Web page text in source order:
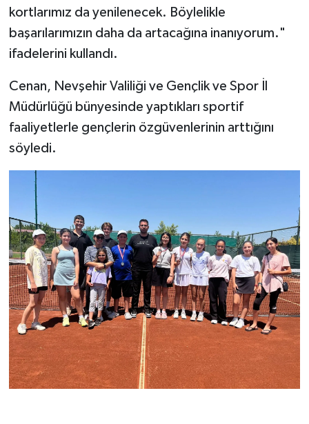
kortlarımız da yenilenecek. Böylelikle
başarılarımızın daha da artacağına inanıyorum."
ifadelerini kullandı.
Cenan, Nevşehir Valiliği ve Gençlik ve Spor İl
Müdürlüğü bünyesinde yaptıkları sportif
faaliyetlerle gençlerin özgüvenlerinin arttığını
söyledi.